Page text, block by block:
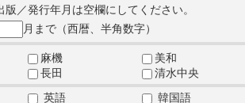
／発行年月は空欄にしてください。
月まで（西暦、半角数字）
麻機 美和
長田 清水中央
英語 韓国語